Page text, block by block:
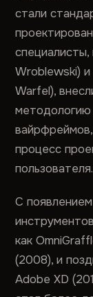
стали
Wroblewski)
Warfel),
методологию
процесс
пользователя.
С
как
(2008), и
Adobe XD